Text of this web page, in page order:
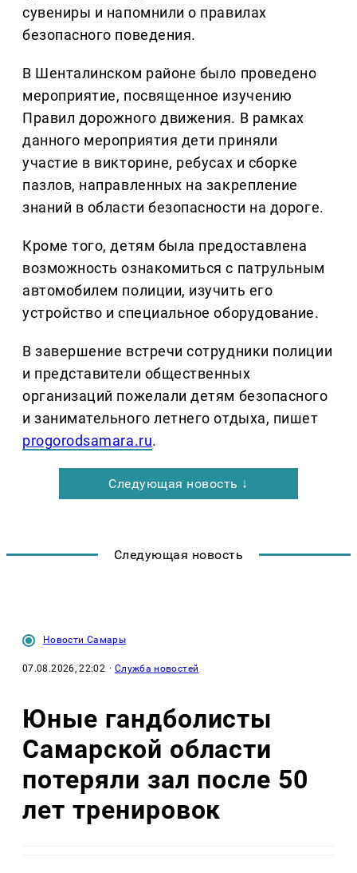
сувениры и напомнили о правилах
безопасного поведения.
В Шенталинском районе было проведено
мероприятие, посвященное изучению
Правил дорожного движения. В рамках
данного мероприятия дети приняли
участие в викторине, ребусах и сборке
пазлов, направленных на закрепление
знаний в области безопасности на дороге.
Кроме того, детям была предоставлена
возможность ознакомиться с патрульным
автомобилем полиции, изучить его
устройство и специальное оборудование.
В завершение встречи сотрудники полиции
и представители общественных
организаций пожелали детям безопасного
и занимательного летнего отдыха, пишет
progorodsamara.ru.
Следующая новость ↓
Следующая новость
Новости Самары
07.08.2026, 22:02 · Служба новостей
Юные гандболисты
Самарской области
потеряли зал после 50
лет тренировок